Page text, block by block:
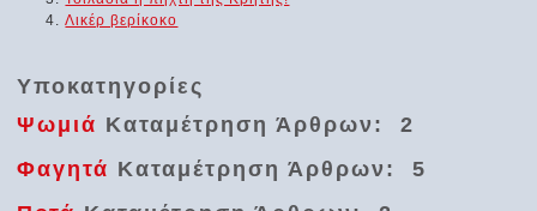
Λικέρ βερίκοκο
Υποκατηγορίες
Ψωμιά Καταμέτρηση Άρθρων: 2
Φαγητά Καταμέτρηση Άρθρων: 5